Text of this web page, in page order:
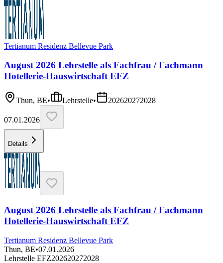
Tertianum Residenz Bellevue Park
August 2026 Lehrstelle als Fachfrau / Fachmann
Hotellerie-Hauswirtschaft EFZ
Thun, BE• Lehrstelle• 202620272028
07.01.2026
Details
August 2026 Lehrstelle als Fachfrau / Fachmann
Hotellerie-Hauswirtschaft EFZ
Tertianum Residenz Bellevue Park
Thun, BE•07.01.2026
Lehrstelle EFZ202620272028